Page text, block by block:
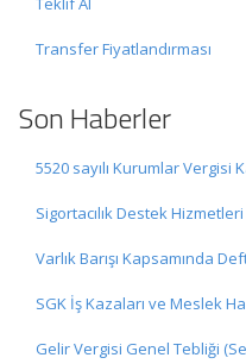
Transfer Fiyatlandırması
Son Haberler
5520 sayılı Kurumlar Vergisi
Sigortacılık Destek
Varlık Barışı Kapsamında
SGK İş Kazaları ve Meslek
Gelir Vergisi Genel Tebliği